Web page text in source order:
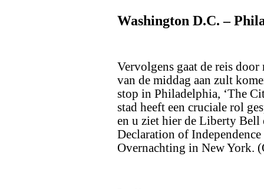
Washington D.C. –
Vervolgens gaat de reis door
van de middag aan zult
stop in Philadelphia, ‘The
stad heeft een cruciale rol
en u ziet hier de Liberty Bell
Declaration of
Overnachting in New York.